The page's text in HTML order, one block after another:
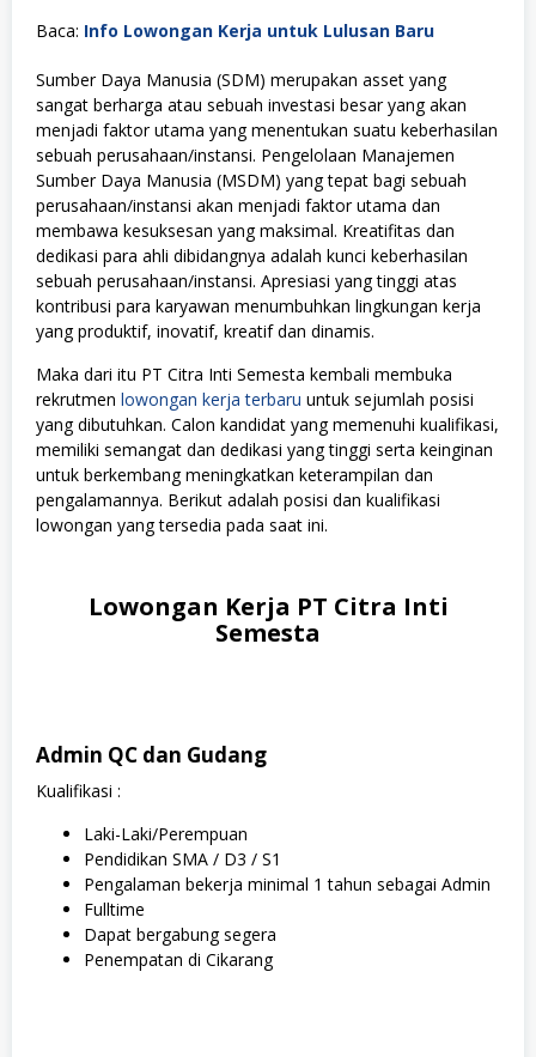
Baca: Info Lowongan Kerja untuk Lulusan Baru
Sumber Daya Manusia (SDM) merupakan asset yang
sangat berharga atau sebuah investasi besar yang akan
menjadi faktor utama yang menentukan suatu keberhasilan
sebuah perusahaan/instansi. Pengelolaan Manajemen
Sumber Daya Manusia (MSDM) yang tepat bagi sebuah
perusahaan/instansi akan menjadi faktor utama dan
membawa kesuksesan yang maksimal. Kreatifitas dan
dedikasi para ahli dibidangnya adalah kunci keberhasilan
sebuah perusahaan/instansi. Apresiasi yang tinggi atas
kontribusi para karyawan menumbuhkan lingkungan kerja
yang produktif, inovatif, kreatif dan dinamis.
Maka dari itu PT Citra Inti Semesta kembali membuka
rekrutmen lowongan kerja terbaru untuk sejumlah posisi
yang dibutuhkan. Calon kandidat yang memenuhi kualifikasi,
memiliki semangat dan dedikasi yang tinggi serta keinginan
untuk berkembang meningkatkan keterampilan dan
pengalamannya. Berikut adalah posisi dan kualifikasi
lowongan yang tersedia pada saat ini.
Lowongan Kerja PT Citra Inti
Semesta
Admin QC dan Gudang
Kualifikasi :
Laki-Laki/Perempuan
Pendidikan SMA / D3 / S1
Pengalaman bekerja minimal 1 tahun sebagai Admin
Fulltime
Dapat bergabung segera
Penempatan di Cikarang